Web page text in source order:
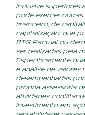
inclusive superiores
pode exercer
financeiro, de
capitalização, que
BTG Pactual ou
ser realizadas pela
Especificamente
e análise de valores
desempenhadas
própria assessoria
atividades
investimento em